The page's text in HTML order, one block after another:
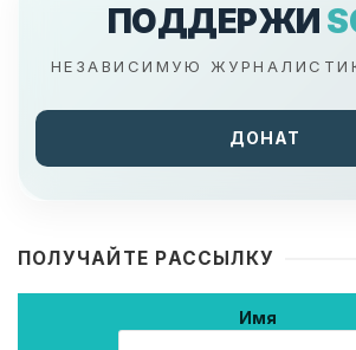
ПОДДЕРЖИ
НЕЗАВИСИМУЮ
ДОНАТ
ПОЛУЧАЙТЕ РАССЫЛКУ
Имя